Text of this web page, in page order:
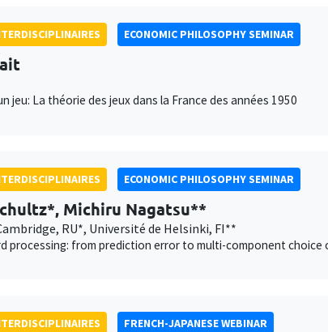
ECONOMIC PHILOSOPHY SEMINAR
jeu: La théorie des jeux dans la France des années 1950
ECONOMIC PHILOSOPHY SEMINAR
Michiru Nagatsu**
RU*, Université de Helsinki, FI**
processing: from prediction error to multi-component choice
FRENCH-JAPANESE WEBINAR